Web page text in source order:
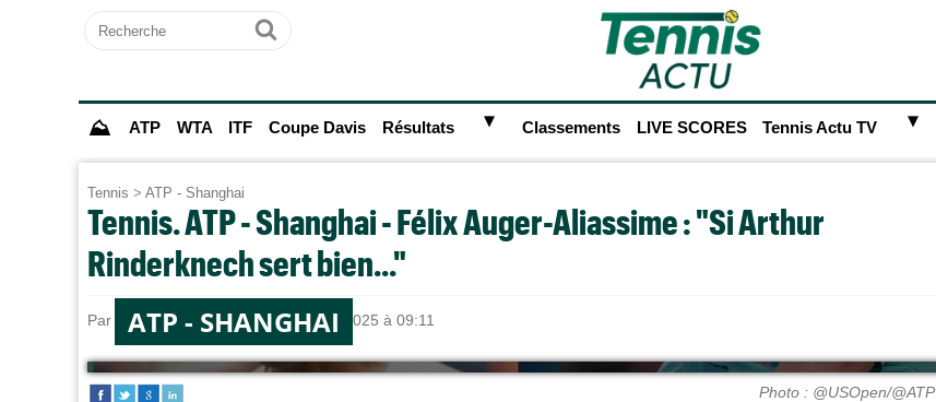
Recherche
Ok
⛰ ATP WTA ITF Coupe Davis Résultats ► Classements LIVE SCORES Tennis Actu TV ►
Tennis > ATP - Shanghai
Tennis. ATP - Shanghai - Félix Auger-Aliassime : "Si Arthur
Rinderknech sert bien..."
Par Alexandre HERCHEUXle 10/10/2025 à 09:11
ATP - SHANGHAI
Photo : @USOpen/@ATP